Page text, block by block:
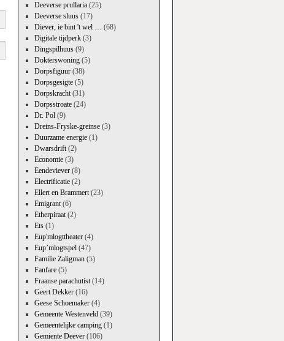
Deeverse prullaria(25)
Deeverse sluus(17)
Diever, ie bint 't wel … (68)
Digitale tijdperk(3)
Dingspilhuus(9)
Dokterswoning(5)
Dorpsfiguur(38)
Dorpsgesigte(5)
Dorpskracht(31)
Dorpsstroate(24)
Dr. Pol(9)
Dreins-Fryske-greinse(3)
Duurzame energie(1)
Dwarsdrift(2)
Economie(3)
Eendeviever(8)
Electrificatie(2)
Ellert en Brammert(23)
Emigrant(6)
Etherpiraat(2)
Ets(1)
Eup'mlogttheater(4)
Eup’mlogtspel(47)
Familie Zaligman(5)
Fanfare(5)
Fraanse parachutist(14)
Geert Dekker(16)
Geese Schoemaker(4)
Gemeente Westenveld(39)
Gemeentelijke camping(1)
Gemiente Deever(106)